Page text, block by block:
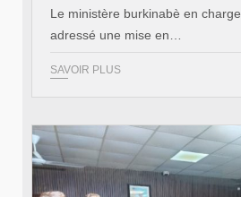
Le ministère burkinabè en
adressé une mise en…
SAVOIR PLUS